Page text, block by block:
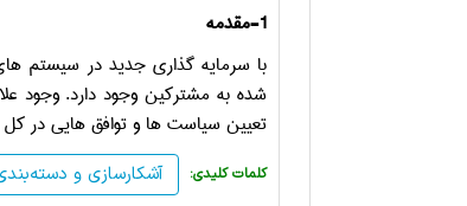
1- مقدمه
با سرمایه گذاری جدید در سیستم
شده به مشترکین وجود دارد. وجود
تعیین سیاست ها و توافق هایی در
آشکارسازی و :کلمات کلیدی